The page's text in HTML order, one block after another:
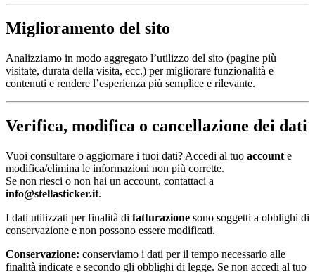
Miglioramento del sito
Analizziamo in modo aggregato l’utilizzo del sito (pagine più
visitate, durata della visita, ecc.) per migliorare funzionalità e
contenuti e rendere l’esperienza più semplice e rilevante.
Verifica, modifica o cancellazione dei dati
Vuoi consultare o aggiornare i tuoi dati? Accedi al tuo account e
modifica/elimina le informazioni non più corrette.
Se non riesci o non hai un account, contattaci a
info@stellasticker.it.
I dati utilizzati per finalità di fatturazione sono soggetti a obblighi di
conservazione e non possono essere modificati.
Conservazione: conserviamo i dati per il tempo necessario alle
finalità indicate e secondo gli obblighi di legge. Se non accedi al tuo